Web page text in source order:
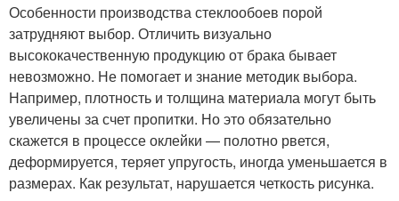
Особенности производства стеклообоев порой
затрудняют выбор. Отличить визуально
высококачественную продукцию от брака бывает
невозможно. Не помогает и знание методик выбора.
Например, плотность и толщина материала могут быть
увеличены за счет пропитки. Но это обязательно
скажется в процессе оклейки — полотно рвется,
деформируется, теряет упругость, иногда уменьшается в
размерах. Как результат, нарушается четкость рисунка.